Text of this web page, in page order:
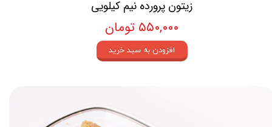
زیتون پرورده نیم کیلویی
۵۵۰,۰۰۰ تومان
افزودن به سبد خرید